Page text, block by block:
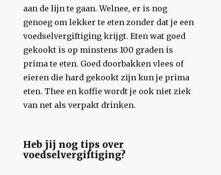
aan de lijn te gaan. Welnee, er is nog
genoeg om lekker te eten zonder dat je een
voedselvergiftiging krijgt. Eten wat goed
gekookt is op minstens 100 graden is
prima te eten. Goed doorbakken vlees of
eieren die hard gekookt zijn kun je prima
eten. Thee en koffie wordt je ook niet ziek
van net als verpakt drinken.
Heb jij nog tips over
voedselvergiftiging?